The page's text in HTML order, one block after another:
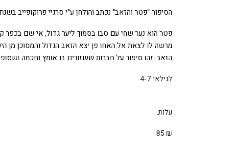
הסיפור "פטר והזאב" נכתב והולחן ע"י סרגיי פרוקופייב בשנת 1936, זוהי יצירה בה נרקמים יחד מעשה הרפתקה ומוסיקה מופלאה.
פטר הוא נער שחי עם סבו בסמוך ליער גדול, אי שם בכפר
מרשה לו לצאת אל האחו פן יצא הזאב הגדול והמסוכן מן
הזאב. זהו סיפור על חברות ששזורים בו אומץ וחכמה
לגילאי 4-7
עלות:
₪
85